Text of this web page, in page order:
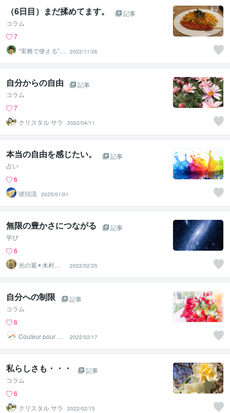
（6日目）まだ揉めてます。
記事
コラム
7
“実務で使える”改
善パートナー／
かめきち
2022/11/26
自分からの自由
記事
コラム
7
クリスタル サラ
2022/04/11
本当の自由を感じたい。
記事
占い
6
琥珀流 2025/01/01
無限の豊かさにつながる
記事
学び
6
光の翼✴︎木村心
美
2022/02/25
自分への制限
記事
コラム
6
Couleur pour mo
2022/02/17
私らしさも・・・
記事
コラム
6
クリスタル サラ
2022/02/15